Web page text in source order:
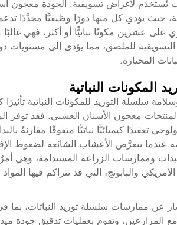
تُستخدَم لأغراض تسويقية. الجودة معجون
حيث يؤدي كل منها دورًا وظيفيًّا محدَّدًا
على عشرين مكونًا نباتيًّا أو أكثر، فهي
التسويقية للملصق، مما يؤدي إلى مستويات
المختارة.
المكونات النباتية
سلسلة التوريد للمكونات النباتية
لمنتجات معجون الأسنان العشبي. فقد توفر
تعقيدًا كيميائيًّا نباتيًّا متفوقًا مقارنةً
عندما تتعرَّض الأعشاب الشائعة لضغوط
وممارسات الزراعة المستدامة، وهي
والبابونج، التي قد تتراكم فيها المواد
عن ممارسات سلسلة توريد النباتات، بما
وتقوم بعمليات تدقيق جودة